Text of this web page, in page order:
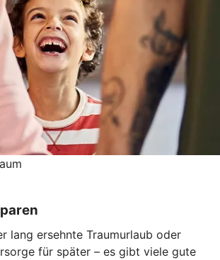
lang ersehnte Traumurlaub oder
für später – es gibt viele gute